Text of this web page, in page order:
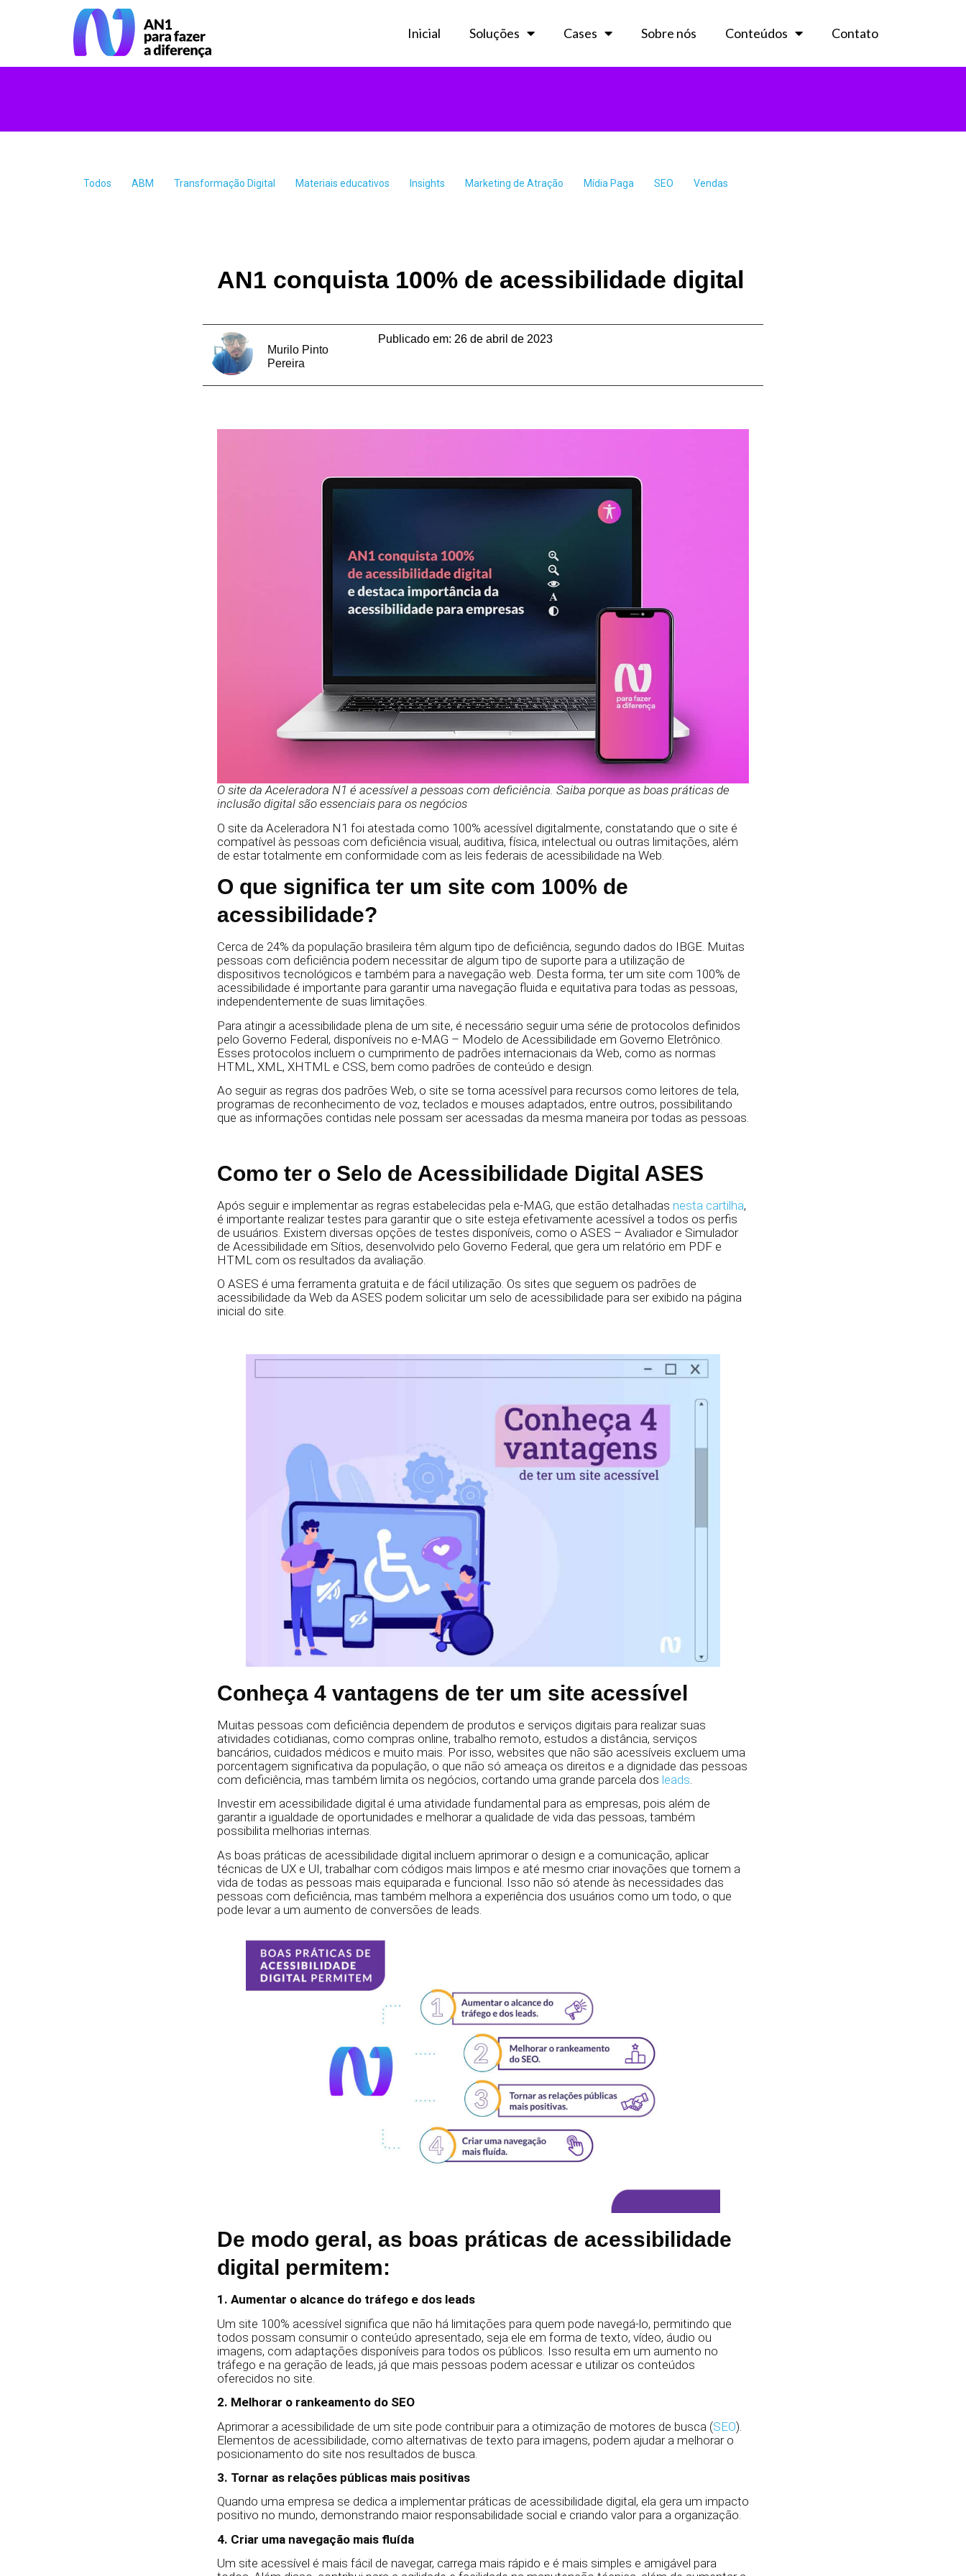
Inicial Soluções Cases Sobre nós Conteúdos Contato
Todos ABM Transformação Digital Materiais educativos Insights Marketing de Atração Mídia Paga SEO Vendas
AN1 conquista 100% de acessibilidade digital
Murilo Pinto
Pereira
Publicado em: 26 de abril de 2023
O site da Aceleradora N1 é acessível a pessoas com deficiência. Saiba porque as boas práticas de
inclusão digital são essenciais para os negócios
O site da Aceleradora N1 foi atestada como 100% acessível digitalmente, constatando que o site é
compatível às pessoas com deficiência visual, auditiva, física, intelectual ou outras limitações, além
de estar totalmente em conformidade com as leis federais de acessibilidade na Web.
O que significa ter um site com 100% de
acessibilidade?
Cerca de 24% da população brasileira têm algum tipo de deficiência, segundo dados do IBGE. Muitas
pessoas com deficiência podem necessitar de algum tipo de suporte para a utilização de
dispositivos tecnológicos e também para a navegação web. Desta forma, ter um site com 100% de
acessibilidade é importante para garantir uma navegação fluida e equitativa para todas as pessoas,
independentemente de suas limitações.
Para atingir a acessibilidade plena de um site, é necessário seguir uma série de protocolos definidos
pelo Governo Federal, disponíveis no e-MAG – Modelo de Acessibilidade em Governo Eletrônico.
Esses protocolos incluem o cumprimento de padrões internacionais da Web, como as normas
HTML, XML, XHTML e CSS, bem como padrões de conteúdo e design.
Ao seguir as regras dos padrões Web, o site se torna acessível para recursos como leitores de tela,
programas de reconhecimento de voz, teclados e mouses adaptados, entre outros, possibilitando
que as informações contidas nele possam ser acessadas da mesma maneira por todas as pessoas.
Como ter o Selo de Acessibilidade Digital ASES
Após seguir e implementar as regras estabelecidas pela e-MAG, que estão detalhadas nesta cartilha,
é importante realizar testes para garantir que o site esteja efetivamente acessível a todos os perfis
de usuários. Existem diversas opções de testes disponíveis, como o ASES – Avaliador e Simulador
de Acessibilidade em Sítios, desenvolvido pelo Governo Federal, que gera um relatório em PDF e
HTML com os resultados da avaliação.
O ASES é uma ferramenta gratuita e de fácil utilização. Os sites que seguem os padrões de
acessibilidade da Web da ASES podem solicitar um selo de acessibilidade para ser exibido na página
inicial do site.
Conheça 4 vantagens de ter um site acessível
Muitas pessoas com deficiência dependem de produtos e serviços digitais para realizar suas
atividades cotidianas, como compras online, trabalho remoto, estudos a distância, serviços
bancários, cuidados médicos e muito mais. Por isso, websites que não são acessíveis excluem uma
porcentagem significativa da população, o que não só ameaça os direitos e a dignidade das pessoas
com deficiência, mas também limita os negócios, cortando uma grande parcela dos leads
Investir em acessibilidade digital é uma atividade fundamental para as empresas, pois além de
garantir a igualdade de oportunidades e melhorar a qualidade de vida das pessoas, também
possibilita melhorias internas.
As boas práticas de acessibilidade digital incluem aprimorar o design e a comunicação, aplicar
técnicas de UX e UI, trabalhar com códigos mais limpos e até mesmo criar inovações que tornem a
vida de todas as pessoas mais equiparada e funcional. Isso não só atende às necessidades das
pessoas com deficiência, mas também melhora a experiência dos usuários como um todo, o que
pode levar a um aumento de conversões de leads.
De modo geral, as boas práticas de acessibilidade
digital permitem:
1. Aumentar o alcance do tráfego e dos leads
Um site 100% acessível significa que não há limitações para quem pode navegá-lo, permitindo que
todos possam consumir o conteúdo apresentado, seja ele em forma de texto, vídeo, áudio ou
imagens, com adaptações disponíveis para todos os públicos. Isso resulta em um aumento no
tráfego e na geração de leads, já que mais pessoas podem acessar e utilizar os conteúdos
oferecidos no site.
2. Melhorar o rankeamento do SEO
Aprimorar a acessibilidade de um site pode contribuir para a otimização de motores de busca (SEO).
Elementos de acessibilidade, como alternativas de texto para imagens, podem ajudar a melhorar o
posicionamento do site nos resultados de busca.
3. Tornar as relações públicas mais positivas
Quando uma empresa se dedica a implementar práticas de acessibilidade digital, ela gera um impacto
positivo no mundo, demonstrando maior responsabilidade social e criando valor para a organização.
4. Criar uma navegação mais fluída
Um site acessível é mais fácil de navegar, carrega mais rápido e é mais simples e amigável para